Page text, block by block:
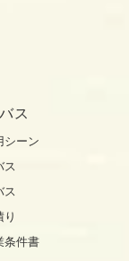
ス
シーン
ス
ス
り
条件書